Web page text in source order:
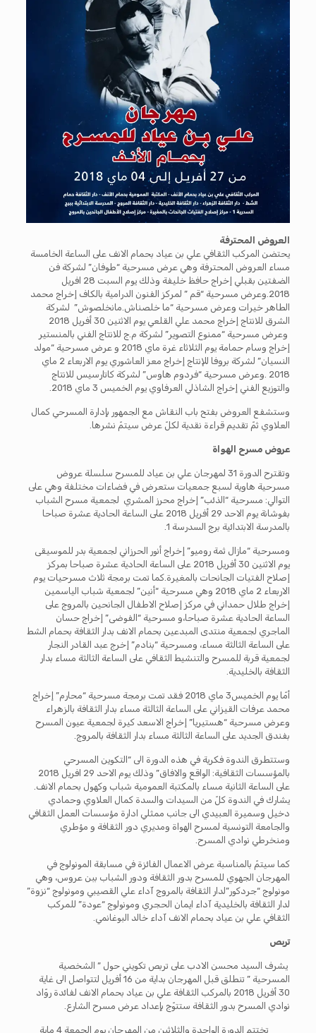
العروض المحترفة
يحتضن المركب الثقافي علي بن عياد بحمام الانف على الساعة الخامسة
مساء العروض المحترفة وهي عرض مسرحية “طوفان” لشركة فن
الضفتين بقبلي إخراج حافظ خليفة وذلك يوم السبت 28 افريل
2018.وعرض مسرحية “قم ” لمركز الفنون الدرامية بالكاف إخراج محمد
الطاهر خيرات وعرض مسرحية “ما خلصناش.مانخلصوش” لشركة
الشرق للانتاج إخراج محمد علي القلعي يوم الاثنين 30 أفريل 2018
وعرض مسرحية “ممنوع التصوير” لشركة م.ج للانتاج الفني بالمنستير
إخراج وسام حمامة يوم الثلاثاء غرة ماي 2018 و عرض مسرحية “مولد
النسيان” لشركة بروفا للإنتاج إخراج معز العاشوري يوم الاربعاء 2 ماي
2018 .وعرض مسرحية “فردوم هاوس” لشركة كاتارسيس للانتاج
والتوزيع الفني إخراج الشاذلي العرفاوي يوم الخميس 3 ماي 2018.
وستشفع العروض بفتح باب النقاش مع الجمهور بإدارة المسرحي كمال
العلاوي ثمّ تقديم قراءة نقدية لكلّ عرض سيتمّ نشرها.
عروض مسرح الهواة
وتقترح الدورة 31 لمهرجان علي بن عياد للمسرح سلسلة عروض
مسرحية هاوية لسبع جمعيات ستعرض في فضاءات مختلفة وهي على
التوالي: مسرحية “الذئب” إخراج محرز المشري لجمعية مسرح الشباب
بفوشانة يوم الاحد 29 أفريل 2018 على الساعة الحادية عشرة صباحا
بالمدرسة الابتدائية برج السدرسة 1.
ومسرحية “مازال ثمة روميو” إخراج أنور الحرزاني لجمعية بدر للموسيقى
يوم الاثنين 30 أفريل 2018 على الساعة الحادية عشرة صباحا بمركز
إصلاح الفتيات الجانحات بالمغيرة.كما تمت برمجة ثلاث مسرحيات يوم
الاربعاء 2 ماي 2018 وهي مسرحية “أنين” لجمعية شباب الياسمين
إخراج طلال حمداني في مركز إصلاح الاطفال الجانحين بالمروج على
الساعة الحادية عشرة صباحا،و مسرحية “الفوضى” إخراج حسان
الماجري لجمعية منتدى المبدعين بحمام الانف بدار الثقافة بحمام الشط
على الساعة الثالثة مساء، ومسرحية “بنادم” إخرج عبد القادر النجار
لجمعية قربة للمسرح والتنشيط الثقافي على الساعة الثالثة مساء بدار
الثقافة بالخليدية.
أمّا يوم الخميس3 ماي 2018 فقد تمت برمجة مسرحية “محارم” إخراج
محمد عرفات القيزاني على الساعة الثالثة مساء بدار الثقافة بالزهراء
وعرض مسرحية “هستيريا” إخراج الاسعد كيرة لجمعية عيون المسرح
بفندق الجديد على الساعة الثالثة مساء بدار الثقافة بالمروج.
وستتطرق الندوة فكرية في هذه الدورة الى “التكوين المسرحي
بالمؤسسات الثقافية: الواقع والافاق” وذلك يوم الاحد 29 افريل 2018
على الساعة الثانية مساء بالمكتبة العمومية شباب وكهول بحمام الانف.
يشارك في الندوة كلّ من السيدات والسدة كمال العلاوي وحمادي
دخيل وسميرة العبيدي الى جانب ممثلي ادارة مؤسسات العمل الثقافي
والجامعة التونسية لمسرح الهواة ومديري دور الثقافة و مؤطري
ومنخرطي نوادي المسرح.
كما سيتمّ بالمناسبة عرض الاعمال الفائزة في مسابقة المونولوج في
المهرجان الجهوي للمسرح بدور الثقافة ودور الشباب ببن عروس، وهي
مونولوج “جردكور”لدار الثقافة بالمروج آداء علي القصيبي ومونولوج “نزوة”
لدار الثقافة بالخليدية آداء ايمان الحجري ومونولوج “عودة” للمركب
الثقافي علي بن عياد بحمام الانف آداء خالد البوغانمي.
تربص
يشرف السيد محسن الادب على تربص تكويني حول ” الشخصية
المسرحية ” تنطلق قبل المهرجان بداية من 16 أفريل لتتواصل الى غاية
30 أفريل 2018 بالمركب الثقافة علي بن عياد بحمام الانف لفائدة روّاد
نوادي المسرح بدور الثقافة ستتوّج بإعداد عرض مسرح الشارع.
تختتم الدورة الواحدة والثلاثين من المهرجان يوم الجمعة 4 ماية